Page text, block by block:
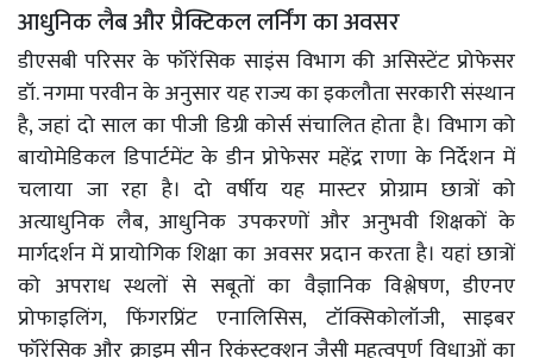
आधुनिक लैब और प्रैक्टिकल लर्निंग का अवसर
डीएसबी परिसर के फॉरेंसिक साइंस विभाग की असिस्टेंट प्रोफेसर
डॉ. नगमा परवीन के अनुसार यह राज्य का इकलौता सरकारी संस्थान
है, जहां दो साल का पीजी डिग्री कोर्स संचालित होता है। विभाग को
बायोमेडिकल डिपार्टमेंट के डीन प्रोफेसर महेंद्र राणा के निर्देशन में
चलाया जा रहा है। दो वर्षीय यह मास्टर प्रोग्राम छात्रों को
अत्याधुनिक लैब, आधुनिक उपकरणों और अनुभवी शिक्षकों के
मार्गदर्शन में प्रायोगिक शिक्षा का अवसर प्रदान करता है। यहां छात्रों
को अपराध स्थलों से सबूतों का वैज्ञानिक विश्लेषण, डीएनए
प्रोफाइलिंग, फिंगरप्रिंट एनालिसिस, टॉक्सिकोलॉजी, साइबर
फॉरेंसिक और क्राइम सीन रिकंस्ट्रक्शन जैसी महत्वपूर्ण विधाओं का